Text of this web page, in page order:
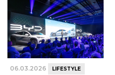
06.03.2026 LIFESTYLE